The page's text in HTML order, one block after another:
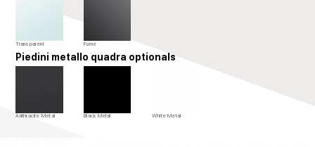
Transparent Fumè
Piedini metallo quadra optionals
Anthracite Metal Black Metal White Metal